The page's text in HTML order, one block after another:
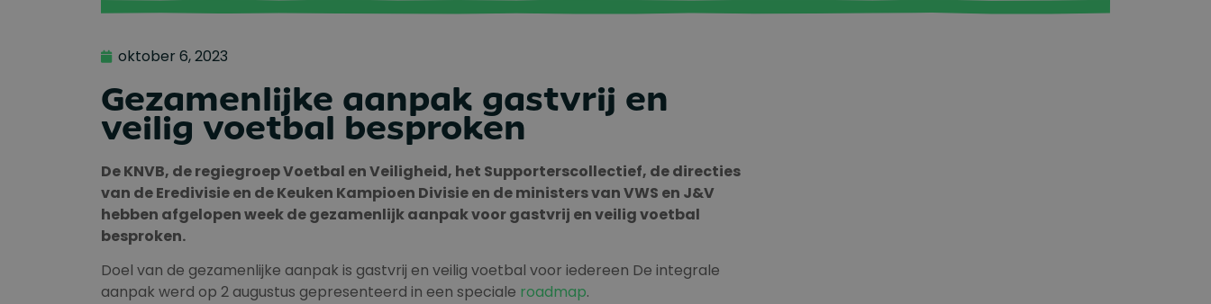
oktober 6, 2023
Gezamenlijke aanpak gastvrij en
veilig voetbal besproken
De KNVB, de regiegroep Voetbal en Veiligheid, het Supporterscollectief, de directies
van de Eredivisie en de Keuken Kampioen Divisie en de ministers van VWS en J&V
hebben afgelopen week de gezamenlijk aanpak voor gastvrij en veilig voetbal
besproken.
Doel van de gezamenlijke aanpak is gastvrij en veilig voetbal voor iedereen De integrale
aanpak werd op 2 augustus gepresenteerd in een speciale roadmap.